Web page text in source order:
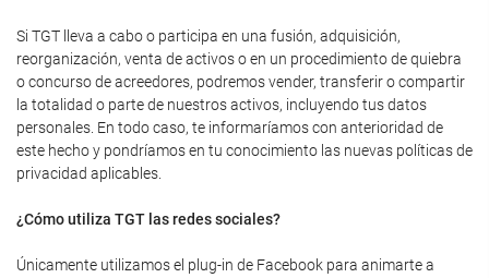
Si TGT lleva a cabo o participa en una fusión, adquisición,
reorganización, venta de activos o en un procedimiento de quiebra
o concurso de acreedores, podremos vender, transferir o compartir
la totalidad o parte de nuestros activos, incluyendo tus datos
personales. En todo caso, te informaríamos con anterioridad de
este hecho y pondríamos en tu conocimiento las nuevas políticas de
privacidad aplicables.
¿Cómo utiliza TGT las redes sociales?
Únicamente utilizamos el plug-in de Facebook para animarte a